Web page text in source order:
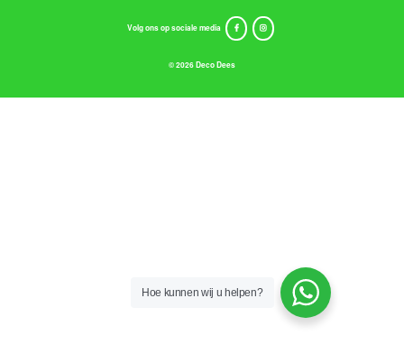
Volg ons op sociale media
© 2026 Deco Dees
Hoe kunnen wij u helpen?